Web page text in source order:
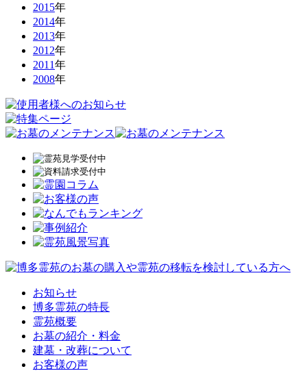
2015年
2014年
2013年
2012年
2011年
2008年
お知らせ
博多霊苑の特長
霊苑概要
お墓の紹介・料金
建墓・改葬について
お客様の声